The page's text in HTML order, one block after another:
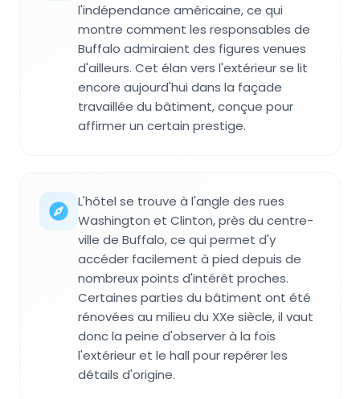
l'indépendance américaine, ce qui
montre comment les responsables de
Buffalo admiraient des figures venues
d'ailleurs. Cet élan vers l'extérieur se lit
encore aujourd'hui dans la façade
travaillée du bâtiment, conçue pour
affirmer un certain prestige.
L'hôtel se trouve à l'angle des rues
Washington et Clinton, près du centre-
ville de Buffalo, ce qui permet d'y
accéder facilement à pied depuis de
nombreux points d'intérêt proches.
Certaines parties du bâtiment ont été
rénovées au milieu du XXe siècle, il vaut
donc la peine d'observer à la fois
l'extérieur et le hall pour repérer les
détails d'origine.